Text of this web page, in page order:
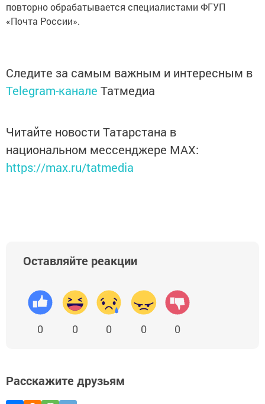
повторно обрабатывается специалистами ФГУП
«Почта России».
Следите за самым важным и интересным в
Telegram-канале Татмедиа
Читайте новости Татарстана в
национальном мессенджере MАХ:
https://max.ru/tatmedia
Оставляйте реакции
0 0 0 0 0
Расскажите друзьям